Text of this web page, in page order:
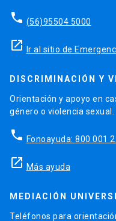
phone (56)95504 5000
launch Ir al sitio de
DISCRIMINACIÓN Y
Orientación y apoyo en
género o violencia sexual.
phone Fonoayuda: 800 001
launch Más ayuda
MEDIACIÓN
Teléfonos para